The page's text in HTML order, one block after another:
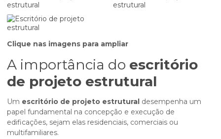
Clique nas imagens para ampliar
A importância do escritório
de projeto estrutural
Um escritório de projeto estrutural desempenha um
papel fundamental na concepção e execução de
edificações, sejam elas residenciais, comerciais ou
multifamiliares.